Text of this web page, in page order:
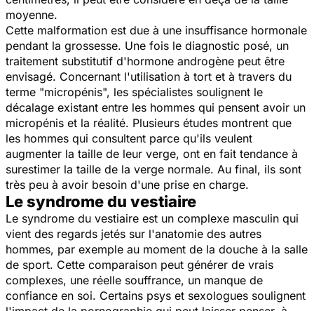
moyenne.
Cette malformation est due à une insuffisance hormonale
pendant la grossesse. Une fois le diagnostic posé, un
traitement substitutif d'hormone androgène peut être
envisagé. Concernant l'utilisation à tort et à travers du
terme "micropénis", les spécialistes soulignent le
décalage existant entre les hommes qui pensent avoir un
micropénis et la réalité. Plusieurs études montrent que
les hommes qui consultent parce qu'ils veulent
augmenter la taille de leur verge, ont en fait tendance à
surestimer la taille de la verge normale. Au final, ils sont
très peu à avoir besoin d'une prise en charge.
Le syndrome du vestiaire
Le syndrome du vestiaire est un complexe masculin qui
vient des regards jetés sur l'anatomie des autres
hommes, par exemple au moment de la douche à la salle
de sport. Cette comparaison peut générer de vrais
complexes, une réelle souffrance, un manque de
confiance en soi. Certains psys et sexologues soulignent